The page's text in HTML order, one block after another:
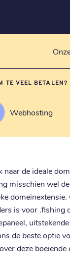
TE VEEL
Webhosting
naar de ideale
misschien wel
is voor .fishing
de beste optie
deze